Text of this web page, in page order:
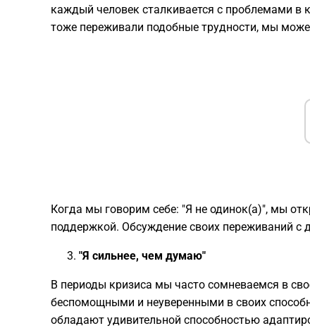
каждый человек сталкивается с проблемами в
тоже переживали подобные трудности, мы
Когда мы говорим себе: "Я не одинок(а)", мы
поддержкой. Обсуждение своих переживаний
"Я сильнее, чем думаю"
В периоды кризиса мы часто сомневаемся в
беспомощными и неуверенными в своих
обладают удивительной способностью